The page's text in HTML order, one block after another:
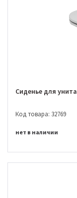
Сиденье для
Код товара: 32769
нет в наличии